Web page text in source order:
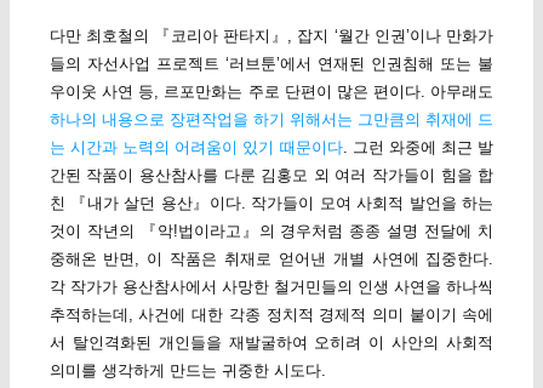
다만 최호철의 『코리아 판타지』, 잡지 ‘월간 인권’이나 만화가
들의 자선사업 프로젝트 ‘러브툰’에서 연재된 인권침해 또는 불
우이웃 사연 등, 르포만화는 주로 단편이 많은 편이다. 아무래도
하나의 내용으로 장편작업을 하기 위해서는 그만큼의 취재에 드
는 시간과 노력의 어려움이 있기 때문이다. 그런 와중에 최근 발
간된 작품이 용산참사를 다룬 김홍모 외 여러 작가들이 힘을 합
친 『내가 살던 용산』이다. 작가들이 모여 사회적 발언을 하는
것이 작년의 『악!법이라고』의 경우처럼 종종 설명 전달에 치
중해온 반면, 이 작품은 취재로 얻어낸 개별 사연에 집중한다.
각 작가가 용산참사에서 사망한 철거민들의 인생 사연을 하나씩
추적하는데, 사건에 대한 각종 정치적 경제적 의미 붙이기 속에
서 탈인격화된 개인들을 재발굴하여 오히려 이 사안의 사회적
의미를 생각하게 만드는 귀중한 시도다.